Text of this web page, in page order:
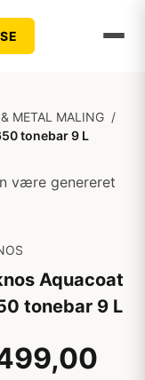
METAL MALING /
tonebar 9 L
være genereret
Aquacoat
tonebar 9 L